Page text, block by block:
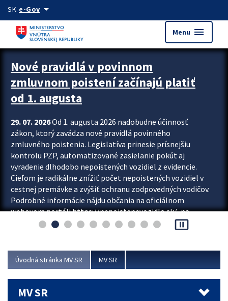
Preskocit na hlavný obsah
SK e-Govarrow_drop_down
Menu menu
Zastavit automatický posun upútavok
Nové pravidlá v povinnom
zmluvnom poistení začínajú platiť
od 1. augusta
29. 07. 2026Od 1. augusta 2026 nadobudne účinnosť
zákon, ktorý zavádza nové pravidlá povinného
zmluvného poistenia. Legislatíva prinesie prísnejšiu
kontrolu PZP, automatizované zasielanie pokút aj
vyradenie dlhodobo nepoistených vozidiel z evidencie.
Cieľom je radikálne znížiť počet nepoistených vozidiel v
cestnej premávke a zvýšiť ochranu zodpovedných vodičov.
Podrobné informácie nájdu občania na oficiálnom
webovom portáli https://nepoistenevozidlo.sk/, na
ktorom od augusta pribudne aj možnosť overiť si...
pause_presentation
Úvodná stránka MV SR MV SR
MV SR